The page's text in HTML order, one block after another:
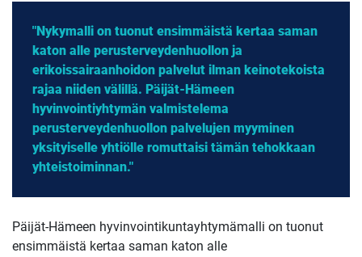
"Nykymalli on tuonut ensimmäistä kertaa saman
katon alle perusterveydenhuollon ja
erikoissairaanhoidon palvelut ilman keinotekoista
rajaa niiden välillä. Päijät-Hämeen
hyvinvointiyhtymän valmistelema
perusterveydenhuollon palvelujen myyminen
yksityiselle yhtiölle romuttaisi tämän tehokkaan
yhteistoiminnan."
Päijät-Hämeen hyvinvointikuntayhtymämalli on tuonut
ensimmäistä kertaa saman katon alle